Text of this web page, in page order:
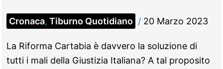
Cronaca, Tiburno Quotidiano / 20 Marzo 2023
La Riforma Cartabia è davvero la soluzione di
tutti i mali della Giustizia Italiana? A tal proposito